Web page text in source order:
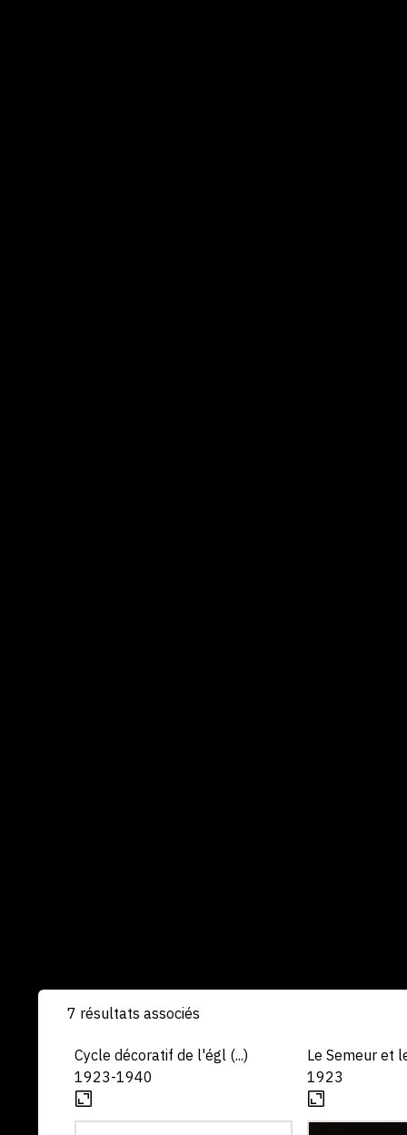
7 résultats associés
Cycle décoratif de l'égl (...)
1923-1940
Le Semeur et
1923